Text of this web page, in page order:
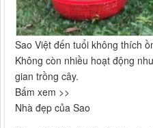
Sao Việt đến tuổi không thích
Không còn nhiều hoạt động
gian trồng cây.
Bấm xem >>
Nhà đẹp của Sao